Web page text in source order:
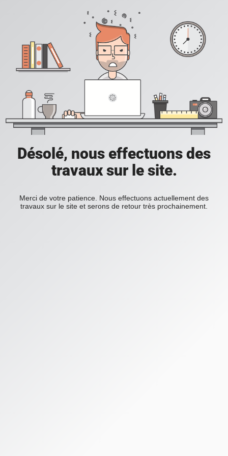
Désolé, nous effectuons des
travaux sur le site.
Merci de votre patience. Nous effectuons actuellement des
travaux sur le site et serons de retour très prochainement.